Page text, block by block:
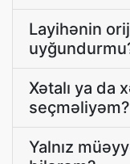
Layihənin
Xətalı ya da
seçməliyəm?
Yalnız